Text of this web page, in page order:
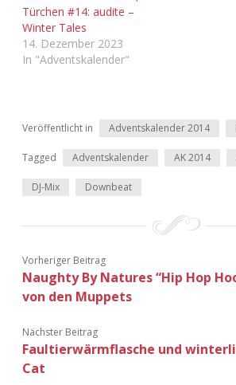
Türchen #14: audite –
Winter Tales
14. Dezember 2023
In "Adventskalender"
Veröffentlicht in Adventskalender 2014
Tagged Adventskalender AK 2014
DJ-Mix Downbeat
Vorheriger Beitrag
Naughty By Natures “Hip Hop
von den Muppets
Nächster Beitrag
Faultierwärmflasche und
Cat